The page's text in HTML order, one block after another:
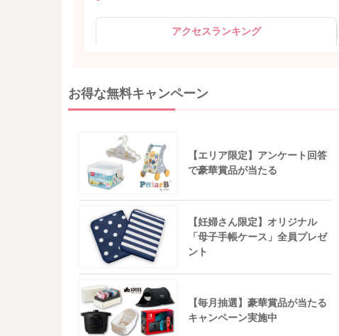
アクセスランキング
お得な無料キャンペーン
【エリア限定】アンケート回答
で豪華賞品が当たる
【妊婦さん限定】オリジナル
「母子手帳ケース」全員プレゼ
ント
【毎月抽選】豪華賞品が当たる
キャンペーン実施中